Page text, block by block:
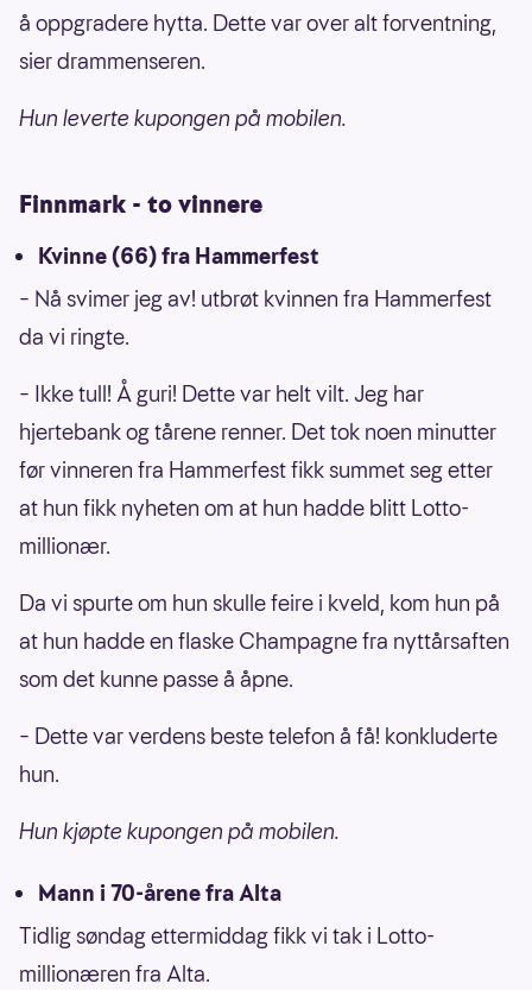
å oppgradere hytta. Dette var over alt forventning,
sier drammenseren.
Hun leverte kupongen på mobilen.
Finnmark - to vinnere
Kvinne (66) fra Hammerfest
– Nå svimer jeg av! utbrøt kvinnen fra Hammerfest
da vi ringte.
– Ikke tull! Å guri! Dette var helt vilt. Jeg har
hjertebank og tårene renner. Det tok noen minutter
før vinneren fra Hammerfest fikk summet seg etter
at hun fikk nyheten om at hun hadde blitt Lotto-
millionær.
Da vi spurte om hun skulle feire i kveld, kom hun på
at hun hadde en flaske Champagne fra nyttårsaften
som det kunne passe å åpne.
– Dette var verdens beste telefon å få! konkluderte
hun.
Hun kjøpte kupongen på mobilen.
Mann i 70-årene fra Alta
Tidlig søndag ettermiddag fikk vi tak i Lotto-
millionæren fra Alta.